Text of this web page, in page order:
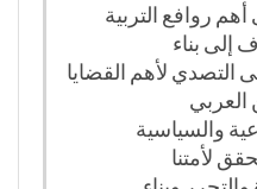
روافع التربية
إلى بناء
التصدي لأهم القضايا
العربي
والسياسية
لأمتنا